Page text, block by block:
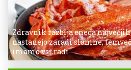
Zdravnik razbija enega
nastanejo zaradi slanine,
imamo vsi radi